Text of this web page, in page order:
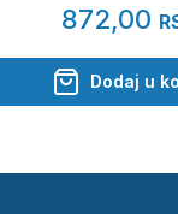
872,00
Dodaj u